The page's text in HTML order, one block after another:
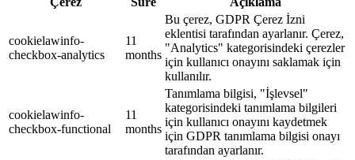
cookielawinfo-
checkbox-analytics
11
months
Bu çerez, GDPR Çerez İzni
eklentisi tarafından ayarlanır. Çerez,
"Analytics" kategorisindeki çerezler
için kullanıcı onayını saklamak için
kullanılır.
cookielawinfo-
checkbox-functional
11
months
Tanımlama bilgisi, "İşlevsel"
kategorisindeki tanımlama bilgileri
için kullanıcı onayını kaydetmek
için GDPR tanımlama bilgisi onayı
tarafından ayarlanır.